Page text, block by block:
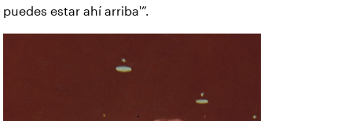
puedes estar ahí arriba'”.